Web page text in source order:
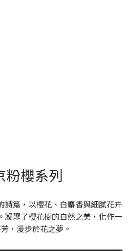
粉櫻系列
詩篇，以櫻花、白麝香與細膩花卉
凝聚了櫻花樹的自然之美，化作一
，漫步於花之夢。